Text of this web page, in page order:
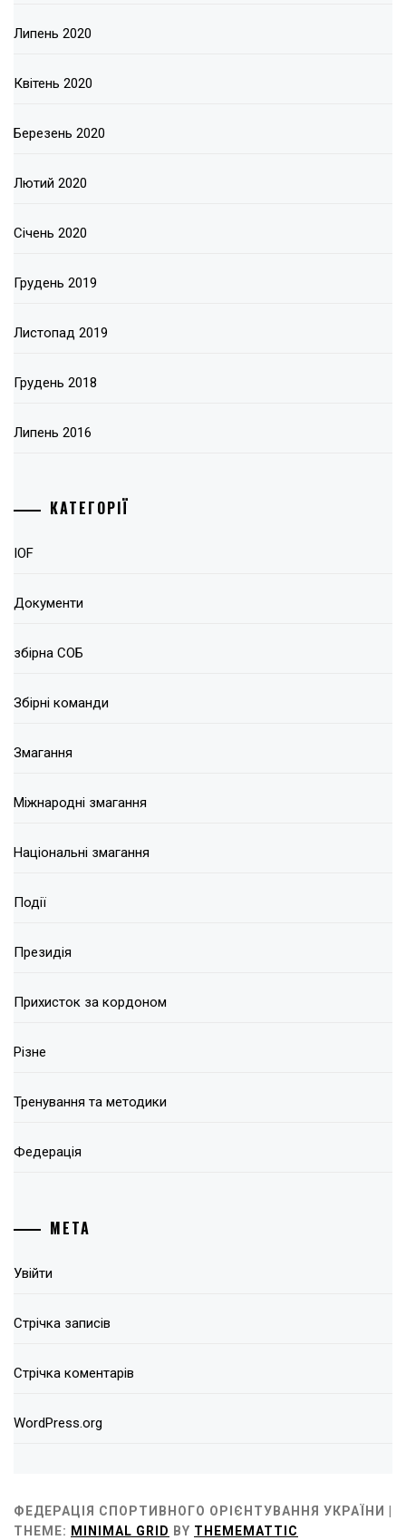
Липень 2020
Квітень 2020
Березень 2020
Лютий 2020
Січень 2020
Грудень 2019
Листопад 2019
Грудень 2018
Липень 2016
КАТЕГОРІЇ
IOF
Документи
збірна СОБ
Збірні команди
Змагання
Міжнародні змагання
Національні змагання
Події
Президія
Прихисток за кордоном
Різне
Тренування та методики
Федерація
МЕТА
Увійти
Стрічка записів
Стрічка коментарів
WordPress.org
ФЕДЕРАЦІЯ СПОРТИВНОГО ОРІЄНТУВАННЯ УКРАЇНИ |
THEME: MINIMAL GRID BY THEMEMATTIC